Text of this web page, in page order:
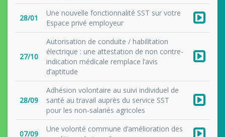
28/01
Une nouvelle fonctionnalité SST sur votre
Espace privé employeur
27/10
Autorisation de conduite / habilitation
électrique : une attestation de non contre-
indication médicale remplace l’avis
d’aptitude
28/09
Adhésion volontaire au suivi individuel de
santé au travail auprès du service SST
pour les non-salariés agricoles
07/09
Une volonté commune d’amélioration des